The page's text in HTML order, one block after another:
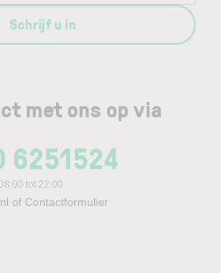
met ons op via
6251524
tot 22:00
of Contactformulier
Schrijf u in